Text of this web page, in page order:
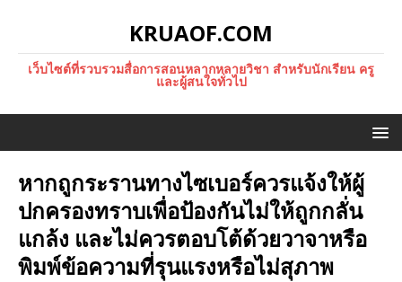
KRUAOF.COM
เว็บไซต์ที่รวบรวมสื่อการสอนหลากหลายวิชา สำหรับนักเรียน ครู
และผู้สนใจทั่วไป
หากถูกระรานทางไซเบอร์ควรแจ้งให้ผู้
ปกครองทราบเพื่อป้องกันไม่ให้ถูกกลั่น
แกล้ง และไม่ควรตอบโต้ด้วยวาจาหรือ
พิมพ์ข้อความที่รุนแรงหรือไม่สุภาพ